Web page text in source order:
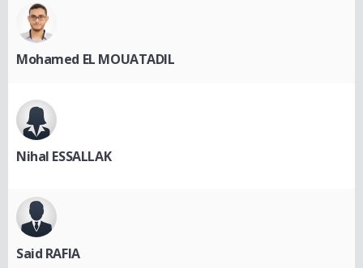
Mohamed EL MOUATADIL
Nihal ESSALLAK
Said RAFIA